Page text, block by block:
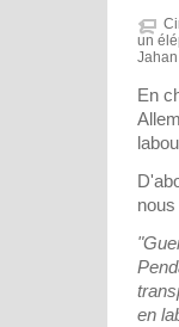
un
Jahan
En
nous
en